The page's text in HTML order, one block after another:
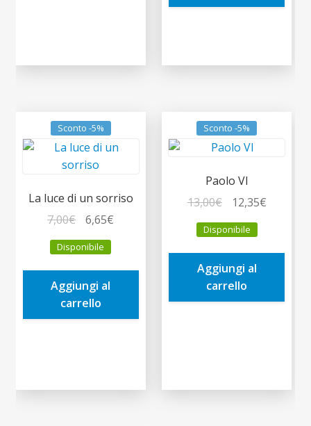
Sconto -5%
La luce di un sorriso
7,00€
prezzo
originale
era:
7,00€.
6,65€
è:
Disponibile
Aggiungi al
carrello
Sconto -5%
Paolo VI
13,00€
prezzo
originale
era:
13,00€.
12,35€Il
è:
Disponibile
Aggiungi al
carrello